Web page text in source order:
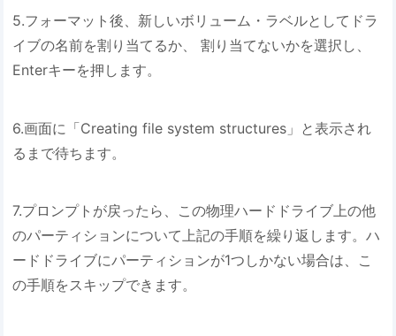
5.フォーマット後、新しいボリューム・ラベルとしてドラ
イブの名前を割り当てるか、 割り当てないかを選択し、
Enterキーを押します。
6.画面に「Creating file system structures」と表示され
るまで待ちます。
7.プロンプトが戻ったら、この物理ハードドライブ上の他
のパーティションについて上記の手順を繰り返します。ハ
ードドライブにパーティションが1つしかない場合は、こ
の手順をスキップできます。